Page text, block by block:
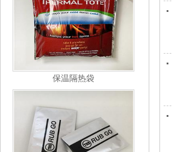
保温隔热袋